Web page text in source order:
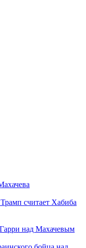
считает Хабиба
над Махачевым